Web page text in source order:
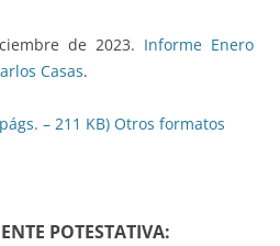
de 2023. Informe Enero
Casas.
– 211 KB) Otros formatos
POTESTATIVA: